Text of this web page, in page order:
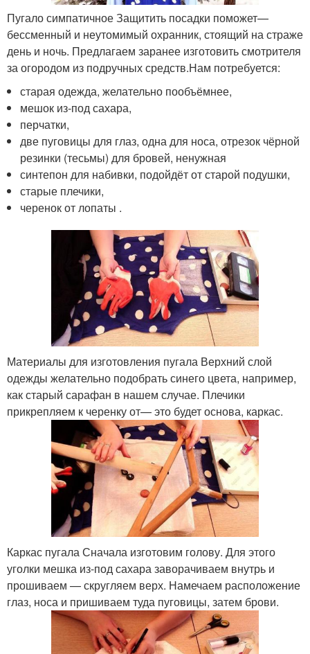
Пугало симпатичное Защитить посадки поможет—
бессменный и неутомимый охранник, стоящий на страже
день и ночь. Предлагаем заранее изготовить смотрителя
за огородом из подручных средств.Нам потребуется:
старая одежда, желательно пообъёмнее,
мешок из-под сахара,
перчатки,
две пуговицы для глаз, одна для носа, отрезок чёрной
резинки (тесьмы) для бровей, ненужная
синтепон для набивки, подойдёт от старой подушки,
старые плечики,
черенок от лопаты .
Материалы для изготовления пугала Верхний слой
одежды желательно подобрать синего цвета, например,
как старый сарафан в нашем случае. Плечики
прикрепляем к черенку от— это будет основа, каркас.
Каркас пугала Сначала изготовим голову. Для этого
уголки мешка из-под сахара заворачиваем внутрь и
прошиваем — скругляем верх. Намечаем расположение
глаз, носа и пришиваем туда пуговицы, затем брови.